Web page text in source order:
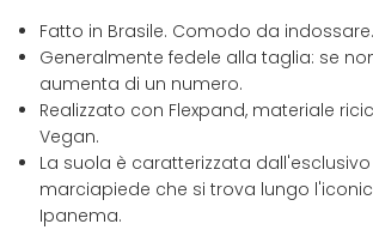
Fatto in Brasile. Comodo da indossare.
Generalmente fedele alla taglia: se
aumenta di un numero.
Realizzato con Flexpand, materiale
Vegan.
La suola è caratterizzata
marciapiede che si trova lungo
Ipanema.